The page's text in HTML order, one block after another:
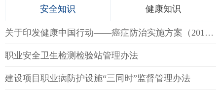
安全知识 健康知识
关于印发健康中国行动——癌症防治实施方案（2019—2022年）的通知
职业安全卫生检测检验站管理办法
建设项目职业病防护设施“三同时”监督管理办法